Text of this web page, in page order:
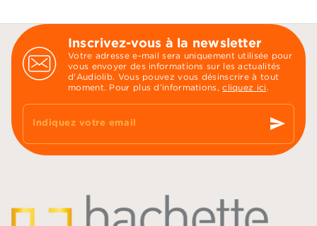
Inscrivez-vous à la newsletter
Votre adresse e-mail sera uniquement utilisée pour
vous envoyer des informations sur les actualités
d'Audiolib. Vous pouvez vous désinscrire à tout
moment. Pour plus d’informations,cliquez ici .
Indiquez votre email send